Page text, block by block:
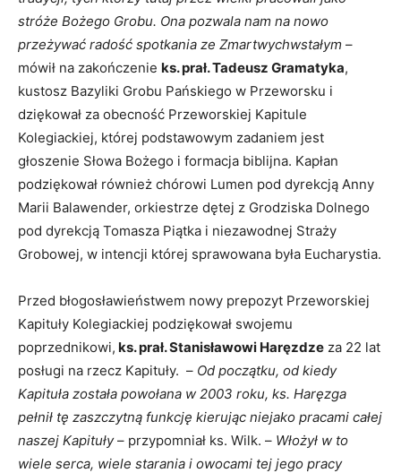
stróże Bożego Grobu. Ona pozwala nam na nowo
przeżywać radość spotkania ze Zmartwychwstałym –
mówił na zakończenie ks. prał. Tadeusz Gramatyka,
kustosz Bazyliki Grobu Pańskiego w Przeworsku i
dziękował za obecność Przeworskiej Kapitule
Kolegiackiej, której podstawowym zadaniem jest
głoszenie Słowa Bożego i formacja biblijna. Kapłan
podziękował również chórowi Lumen pod dyrekcją Anny
Marii Balawender, orkiestrze dętej z Grodziska Dolnego
pod dyrekcją Tomasza Piątka i niezawodnej Straży
Grobowej, w intencji której sprawowana była Eucharystia.
Przed błogosławieństwem nowy prepozyt Przeworskiej
Kapituły Kolegiackiej podziękował swojemu
poprzednikowi, ks. prał. Stanisławowi Haręzdze za 22 lat
posługi na rzecz Kapituły. – Od początku, od kiedy
Kapituła została powołana w 2003 roku, ks. Haręzga
pełnił tę zaszczytną funkcję kierując niejako pracami całej
naszej Kapituły– przypomniał ks. Wilk. – Włożył w to
wiele serca, wiele starania i owocami tej jego pracy